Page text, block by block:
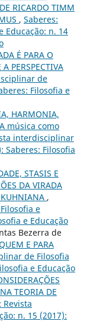
RICARDO TIMM
, Saberes:
Educação: n. 14
É PARA O
PERSPECTIVA
de
Filosofia e
HARMONIA,
música como
interdisciplinar
Saberes: Filosofia
STASIS E
DA VIRADA
,
e
e Educação
Bezerra de
E PARA
de Filosofia
e Educação
TEORIA DE
Revista
n. 15 (2017):